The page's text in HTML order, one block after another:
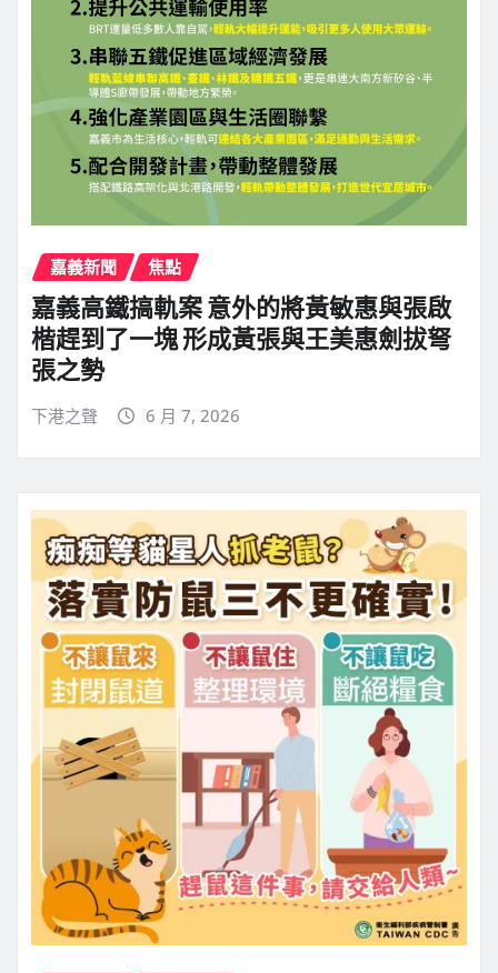
嘉義新聞 焦點
嘉義高鐵搞軌案 意外的將黃敏惠與張啟
楷趕到了一塊 形成黃張與王美惠劍拔弩
張之勢
下港之聲 6 月 7, 2026